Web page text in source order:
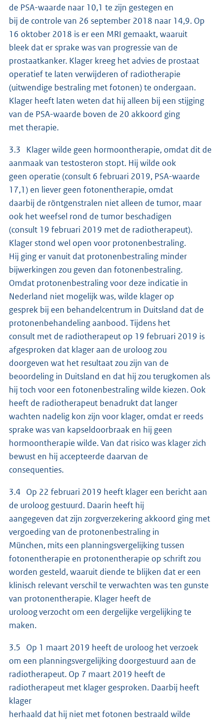
de PSA-waarde naar 10,1 te zijn gestegen en
bij de controle van 26 september 2018 naar 14,9. Op
16 oktober 2018 is er een MRI gemaakt, waaruit
bleek dat er sprake was van progressie van de
prostaatkanker. Klager kreeg het advies de prostaat
operatief te laten verwijderen of radiotherapie
(uitwendige bestraling met fotonen) te ondergaan.
Klager heeft laten weten dat hij alleen bij een stijging
van de PSA-waarde boven de 20 akkoord ging
met therapie.
3.3 Klager wilde geen hormoontherapie, omdat dit de
aanmaak van testosteron stopt. Hij wilde ook
geen operatie (consult 6 februari 2019, PSA-waarde
17,1) en liever geen fotonentherapie, omdat
daarbij de röntgenstralen niet alleen de tumor, maar
ook het weefsel rond de tumor beschadigen
(consult 19 februari 2019 met de radiotherapeut).
Klager stond wel open voor protonenbestraling.
Hij ging er vanuit dat protonenbestraling minder
bijwerkingen zou geven dan fotonenbestraling.
Omdat protonenbestraling voor deze indicatie in
Nederland niet mogelijk was, wilde klager op
gesprek bij een behandelcentrum in Duitsland dat de
protonenbehandeling aanbood. Tijdens het
consult met de radiotherapeut op 19 februari 2019 is
afgesproken dat klager aan de uroloog zou
doorgeven wat het resultaat zou zijn van de
beoordeling in Duitsland en dat hij zou terugkomen als
hij toch voor een fotonenbestraling wilde kiezen. Ook
heeft de radiotherapeut benadrukt dat langer
wachten nadelig kon zijn voor klager, omdat er reeds
sprake was van kapseldoorbraak en hij geen
hormoontherapie wilde. Van dat risico was klager zich
bewust en hij accepteerde daarvan de
consequenties.
3.4 Op 22 februari 2019 heeft klager een bericht aan
de uroloog gestuurd. Daarin heeft hij
aangegeven dat zijn zorgverzekering akkoord ging met
vergoeding van de protonenbestraling in
München, mits een planningsvergelijking tussen
fotonentherapie en protonentherapie op schrift zou
worden gesteld, waaruit diende te blijken dat er een
klinisch relevant verschil te verwachten was ten gunste
van protonentherapie. Klager heeft de
uroloog verzocht om een dergelijke vergelijking te
maken.
3.5 Op 1 maart 2019 heeft de uroloog het verzoek
om een planningsvergelijking doorgestuurd aan de
radiotherapeut. Op 7 maart 2019 heeft de
radiotherapeut met klager gesproken. Daarbij heeft
klager
herhaald dat hij niet met fotonen bestraald wilde